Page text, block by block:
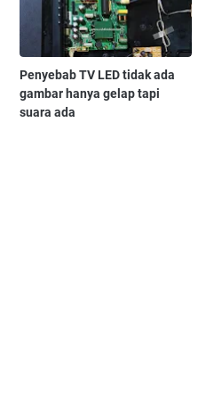
Penyebab TV LED tidak ada
gambar hanya gelap tapi
suara ada